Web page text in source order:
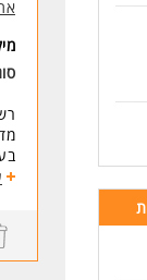
-
-
-
-